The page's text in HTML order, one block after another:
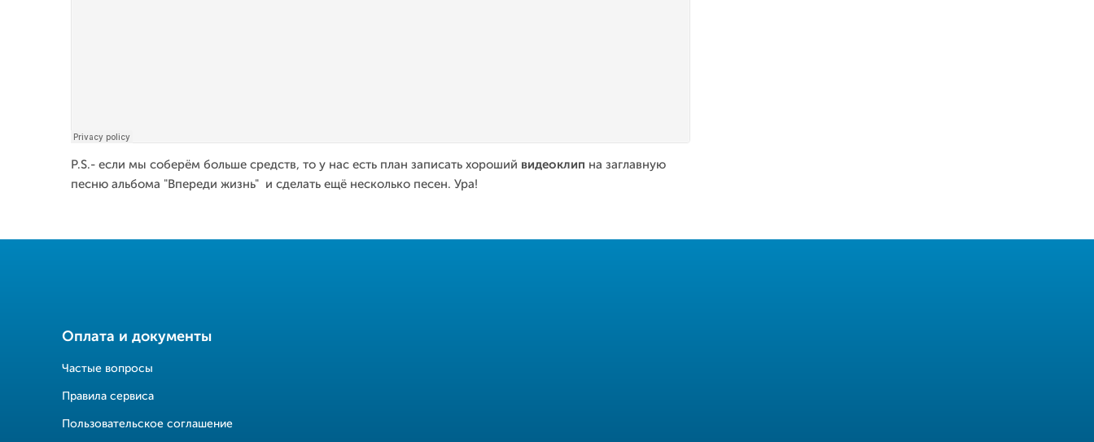
P.S.- если мы соберём больше средств, то у нас есть план записать хороший видеоклип на заглавную
песню альбома "Впереди жизнь" и сделать ещё несколько песен. Ура!
Оплата и документы
Частые вопросы
Правила сервиса
Пользовательское соглашение